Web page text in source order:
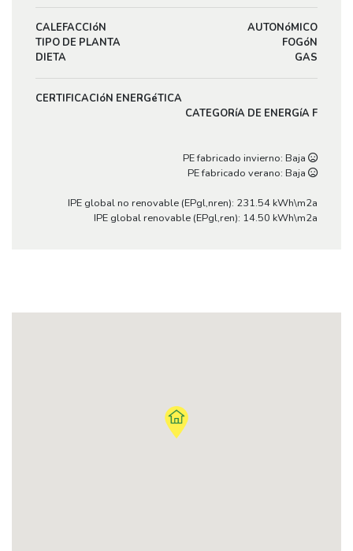
CALEFACCIóN
AUTONóMICO
TIPO DE PLANTA
FOGóN
DIETA
GAS
CERTIFICACIóN ENERGéTICA
CATEGORíA DE ENERGíA F
PE fabricado invierno: Baja
PE fabricado verano: Baja
IPE global no renovable (EPgl,nren): 231.54 kWh\m2a
IPE global renovable (EPgl,ren): 14.50 kWh\m2a